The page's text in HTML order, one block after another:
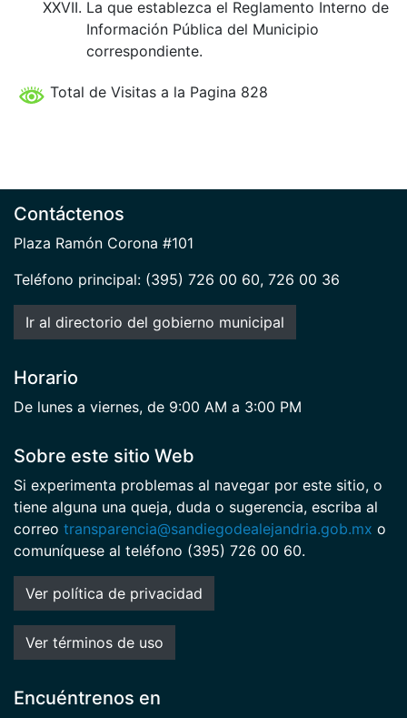
La que establezca el Reglamento Interno de
Información Pública del Municipio
correspondiente.
Total de Visitas a la Pagina 828
Contáctenos
Plaza Ramón Corona #101
Teléfono principal: (395) 726 00 60, 726 00 36
Ir al directorio del gobierno municipal
Horario
De lunes a viernes, de 9:00 AM a 3:00 PM
Sobre este sitio Web
Si experimenta problemas al navegar por este sitio, o
tiene alguna una queja, duda o sugerencia, escriba al
correo transparencia@sandiegodealejandria.gob.mx o
comuníquese al teléfono (395) 726 00 60.
Ver política de privacidad
Ver términos de uso
Encuéntrenos en